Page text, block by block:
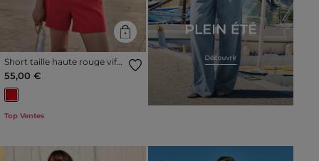
Short taille haute rouge vif
55,00 €
Top Ventes